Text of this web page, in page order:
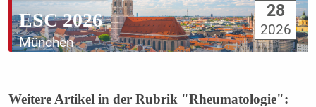
ESC 2026
München
28
2026
Weitere Artikel in der Rubrik "Rheumatologie":